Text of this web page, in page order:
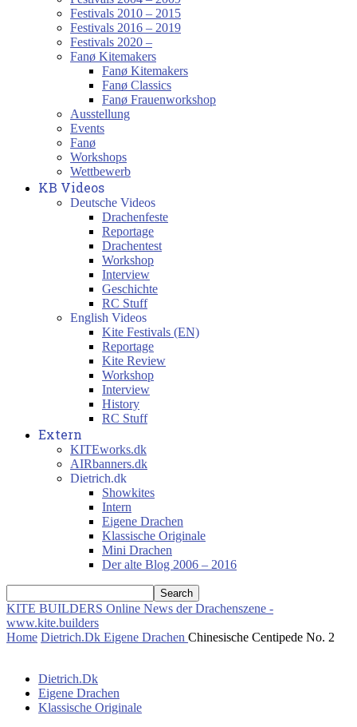
Festivals 2010 – 2015
Festivals 2016 – 2019
Festivals 2020 –
Fanø Kitemakers
Fanø Kitemakers
Fanø Classics
Fanø Frauenworkshop
Ausstellung
Events
Fanø
Workshops
Wettbewerb
KB Videos
Deutsche Videos
Drachenfeste
Reportage
Drachentest
Workshop
Interview
Geschichte
RC Stuff
English Videos
Kite Festivals (EN)
Reportage
Kite Review
Workshop
Interview
History
RC Stuff
Extern
KITEworks.dk
AIRbanners.dk
Dietrich.dk
Showkites
Intern
Eigene Drachen
Klassische Originale
Mini Drachen
Der alte Blog 2006 – 2016
KITE BUILDERS Online News der Drachenszene -
www.kite.builders
Home Dietrich.Dk Eigene Drachen Chinesische Centipede No. 2
Dietrich.Dk
Eigene Drachen
Klassische Originale